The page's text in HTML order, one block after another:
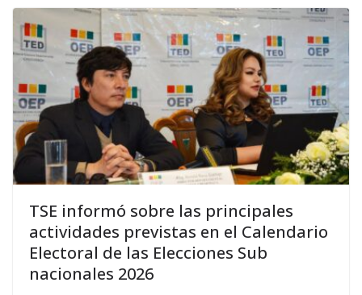
TSE informó sobre las principales
actividades previstas en el Calendario
Electoral de las Elecciones Sub
nacionales 2026